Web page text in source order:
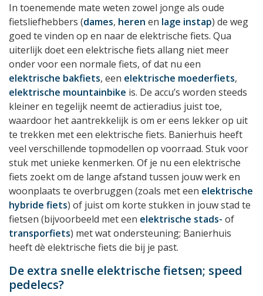
In toenemende mate weten zowel jonge als oude
fietsliefhebbers (dames, heren en lage instap) de weg
goed te vinden op en naar de elektrische fiets. Qua
uiterlijk doet een elektrische fiets allang niet meer
onder voor een normale fiets, of dat nu een
elektrische bakfiets, een elektrische moederfiets,
elektrische mountainbike is. De accu’s worden steeds
kleiner en tegelijk neemt de actieradius juist toe,
waardoor het aantrekkelijk is om er eens lekker op uit
te trekken met een elektrische fiets. Banierhuis heeft
veel verschillende topmodellen op voorraad. Stuk voor
stuk met unieke kenmerken. Of je nu een elektrische
fiets zoekt om de lange afstand tussen jouw werk en
woonplaats te overbruggen (zoals met een elektrische
hybride fiets) of juist om korte stukken in jouw stad te
fietsen (bijvoorbeeld met een elektrische stads- of
transporfiets) met wat ondersteuning; Banierhuis
heeft dè elektrische fiets die bij je past.
De extra snelle elektrische fietsen; speed
pedelecs?